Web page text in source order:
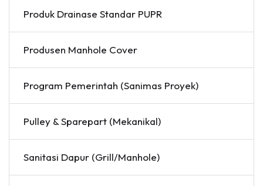
Produk Drainase Standar PUPR
Produsen Manhole Cover
Program Pemerintah (Sanimas Proyek)
Pulley & Sparepart (Mekanikal)
Sanitasi Dapur (Grill/Manhole)